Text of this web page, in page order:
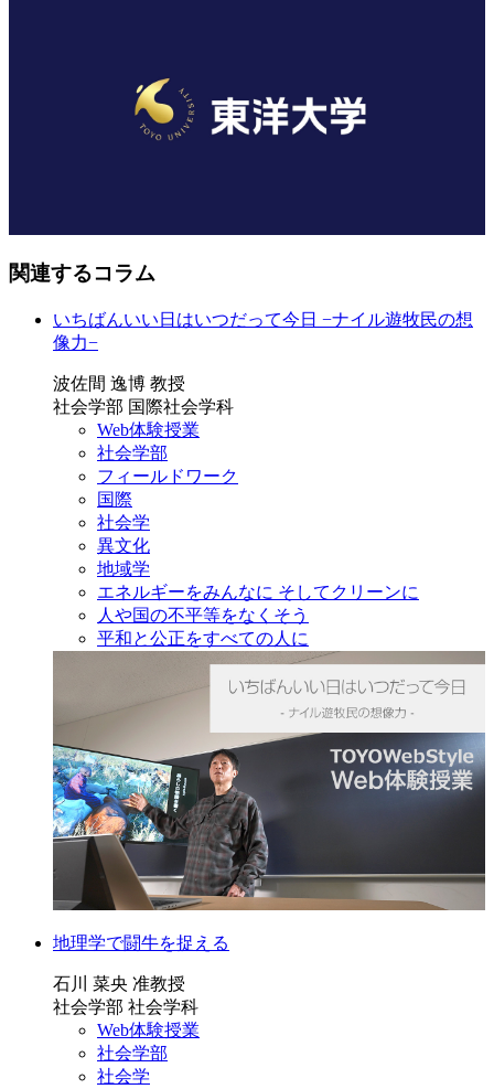
関連するコラム
いちばんいい日はいつだって今日 −ナイル遊牧民の想
像力−
波佐間 逸博 教授
社会学部 国際社会学科
Web体験授業
社会学部
フィールドワーク
国際
社会学
異文化
地域学
エネルギーをみんなに そしてクリーンに
人や国の不平等をなくそう
平和と公正をすべての人に
地理学で闘牛を捉える
石川 菜央 准教授
社会学部 社会学科
Web体験授業
社会学部
社会学